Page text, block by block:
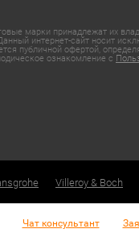
марки принадлежат их
интернет-сайт носит
публичной офертой,
ознакомление с
Villeroy & Boch
Чат консультант